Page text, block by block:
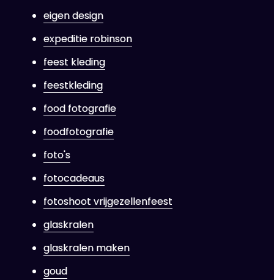
eigen design
expeditie robinson
feest kleding
feestkleding
food fotografie
foodfotografie
foto's
fotocadeaus
fotoshoot vrijgezellenfeest
glaskralen
glaskralen maken
goud